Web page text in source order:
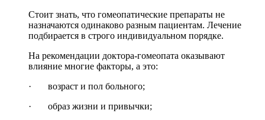
Стоит знать, что гомеопатические препараты не
назначаются одинаково разным пациентам. Лечение
подбирается в строго индивидуальном порядке.
На рекомендации доктора-гомеопата оказывают
влияние многие факторы, а это:
· возраст и пол больного;
· образ жизни и привычки;